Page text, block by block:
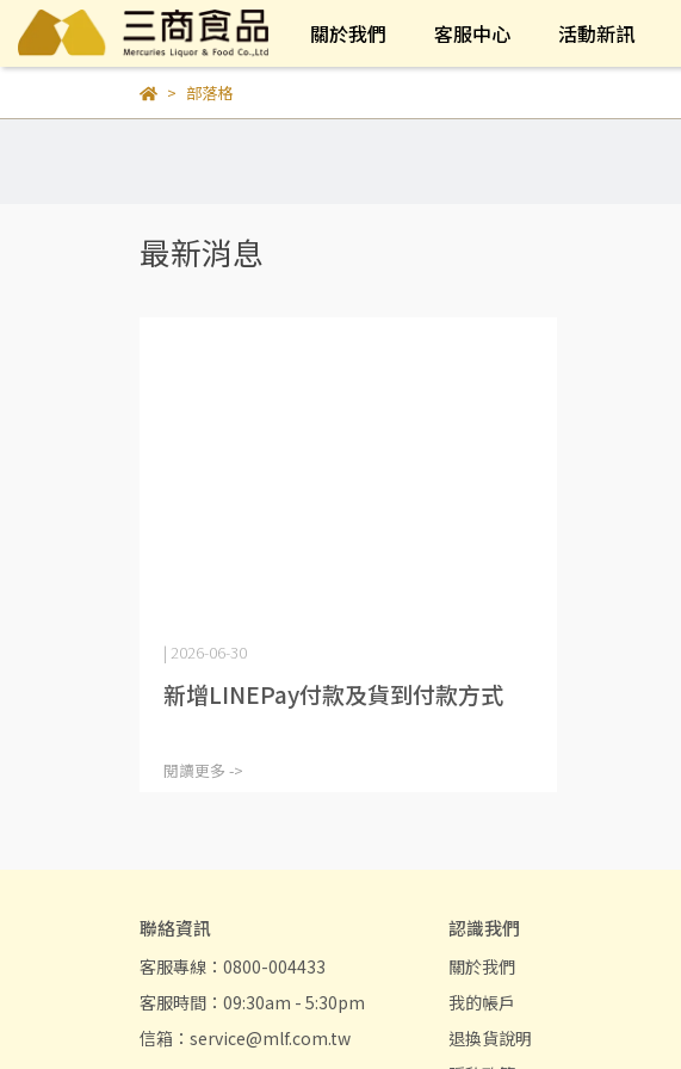
關於我們 客服中心 活動新訊
部落格
最新消息
| 2026-06-30
新增LINEPay付款及貨到付款方式
閱讀更多 ->
聯絡資訊
客服專線：0800-004433
客服時間：09:30am - 5:30pm
信箱：service@mlf.com.tw
認識我們
關於我們
我的帳戶
退換貨說明